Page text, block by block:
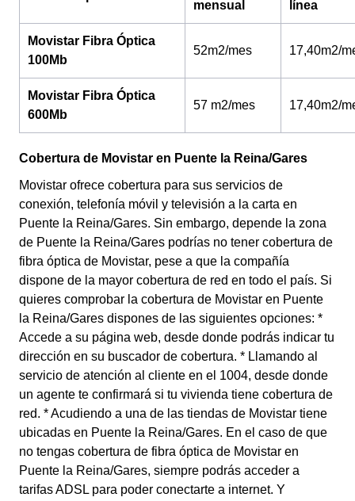
mensual línea
Movistar Fibra Óptica
100Mb
52m2/mes 17,40m2/
Movistar Fibra Óptica
600Mb
57 m2/mes 17,40m2/
Cobertura de Movistar en Puente la Reina/Gares
Movistar ofrece cobertura para sus servicios de
conexión, telefonía móvil y televisión a la carta en
Puente la Reina/Gares. Sin embargo, depende la zona
de Puente la Reina/Gares podrías no tener cobertura de
fibra óptica de Movistar, pese a que la compañía
dispone de la mayor cobertura de red en todo el país. Si
quieres comprobar la cobertura de Movistar en Puente
la Reina/Gares dispones de las siguientes opciones: *
Accede a su página web, desde donde podrás indicar tu
dirección en su buscador de cobertura. * Llamando al
servicio de atención al cliente en el 1004, desde donde
un agente te confirmará si tu vivienda tiene cobertura de
red. * Acudiendo a una de las tiendas de Movistar tiene
ubicadas en Puente la Reina/Gares. En el caso de que
no tengas cobertura de fibra óptica de Movistar en
Puente la Reina/Gares, siempre podrás acceder a
tarifas ADSL para poder conectarte a internet. Y